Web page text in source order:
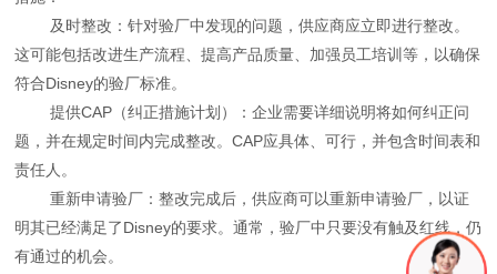
及时整改：针对验厂中发现的问题，供应商应立即进行整改。
这可能包括改进生产流程、提高产品质量、加强员工培训等，以确保
符合Disney的验厂标准。
提供CAP（纠正措施计划）：企业需要详细说明将如何纠正问
题，并在规定时间内完成整改。CAP应具体、可行，并包含时间表和
责任人。
重新申请验厂：整改完成后，供应商可以重新申请验厂，以证
明其已经满足了Disney的要求。通常，验厂中只要没有触及红线，仍
有通过的机会。